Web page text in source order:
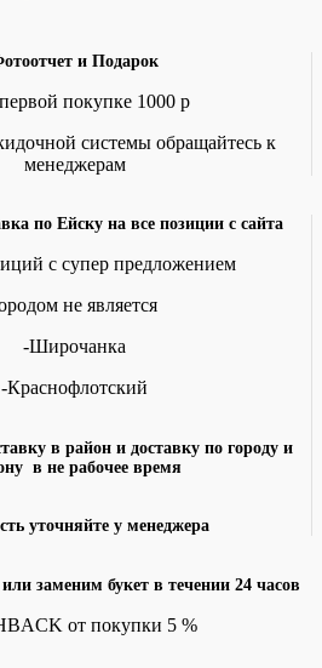
и Подарок
покупке 1000 р
системы обращайтесь к
менеджерам
по Ейску на все позиции с сайта
с супер предложением
не является
-Широчанка
-Краснофлотский
в район и доставку по городу и
в не рабочее время
уточняйте у менеджера
заменим букет в течении 24 часов
от покупки 5 %